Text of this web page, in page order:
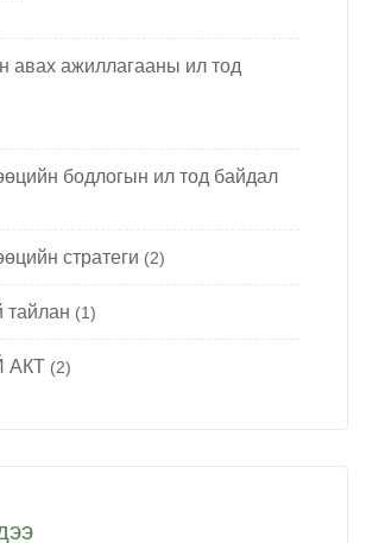
авах ажиллагааны ил тод
бодлогын ил тод байдал
стратеги (2)
(1)
АКТ (2)